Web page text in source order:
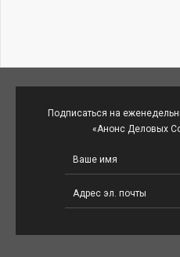
Подписаться на
«Анонс Деловых